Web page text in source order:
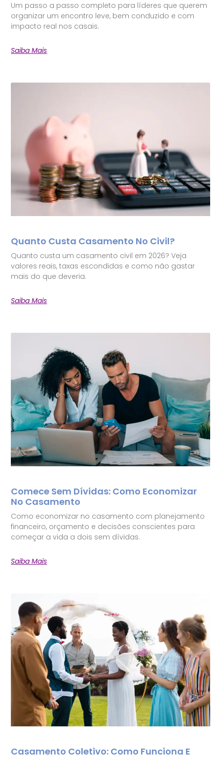
Um passo a passo completo para líderes que querem
organizar um encontro leve, bem conduzido e com
impacto real nos casais.
Saiba Mais
Quanto Custa Casamento No Civil?
Quanto custa um casamento civil em 2026? Veja
valores reais, taxas escondidas e como não gastar
mais do que deveria.
Saiba Mais
Comece Sem Dívidas: Como Economizar
No Casamento
Como economizar no casamento com planejamento
financeiro, orçamento e decisões conscientes para
começar a vida a dois sem dívidas.
Saiba Mais
Casamento Coletivo: Como Funciona E